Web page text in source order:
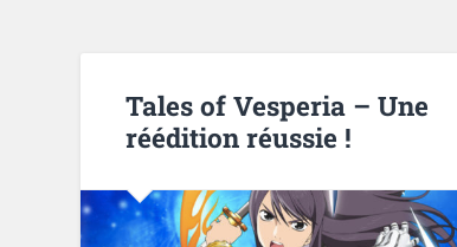
Tales of Vesperia – Une
réédition réussie !